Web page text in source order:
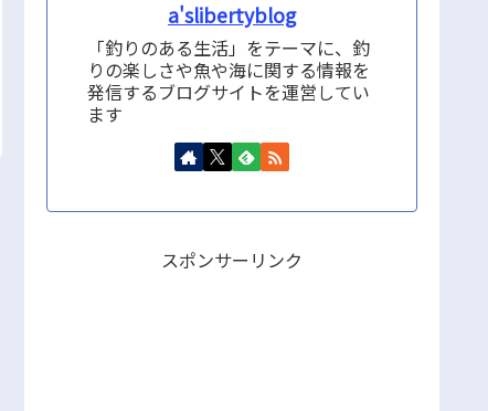
a'slibertyblog
「釣りのある生活」をテーマに、釣
りの楽しさや魚や海に関する情報を
発信するブログサイトを運営してい
ます
スポンサーリンク